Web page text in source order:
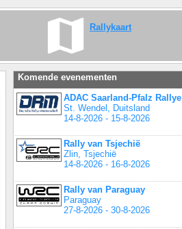
Rallykaart
Komende evenementen
ADAC Saarland-Pfalz Rallye
St. Wendel, Duitsland
14-8-2026 - 15-8-2026
Rally van Tsjechië
Zlin, Tsjechië
14-8-2026 - 16-8-2026
Rally van Paraguay
Paraguay
27-8-2026 - 30-8-2026